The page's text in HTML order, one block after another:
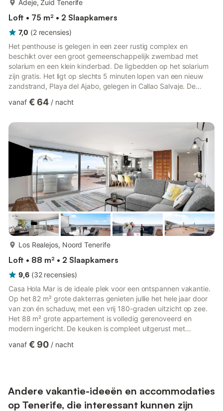
Adeje, Zuid Tenerife
Loft • 75 m² • 2 Slaapkamers
7,0 (2 recensies)
Het penthouse is gelegen in een zeer rustig complex en
beschikt over een groot gemeenschappelijk zwembad met
solarium en een klein kinderbad. De ligbedden op het solarium
zijn gratis. Het ligt op slechts 5 minuten lopen van een nieuw
zandstrand, Playa del Ajabo, gelegen in Callao Salvaje. De
licht en zeer comfortabel. Het heeft een gezellige woonkamer
aparte wasruimte, een hoofdslaapkamer met een
tweepersoonsbed, nog een slaapkamer met een
tweepersoonsbed, een badkamer...
vanaf € 64 / nacht
Los Realejos, Noord Tenerife
Loft • 88 m² • 2 Slaapkamers
9,6 (32 recensies)
Casa Hola Mar is de ideale plek voor een ontspannen vakantie.
Op het 82 m² grote dakterras genieten jullie het hele jaar door
van zon én schaduw, met een vrij 180-graden uitzicht op zee.
Het 88 m² grote appartement is volledig gerenoveerd en
modern ingericht. De keuken is compleet uitgerust met
zijn 2 slaapkamers (waarvan één met tv) voor 4 personen,
extra wastafel...
vanaf € 90 / nacht
Andere vakantie-ideeën en accommodaties
op Tenerife, die interessant kunnen zijn